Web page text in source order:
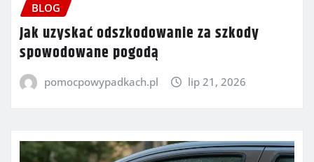
BLOG
Jak uzyskać odszkodowanie za szkody
spowodowane pogodą
pomocpowypadkach.pl lip 21, 2026